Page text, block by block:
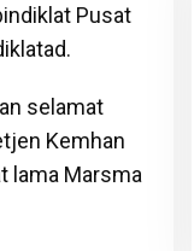
Pusat
selamat
Kemhan
lama Marsma